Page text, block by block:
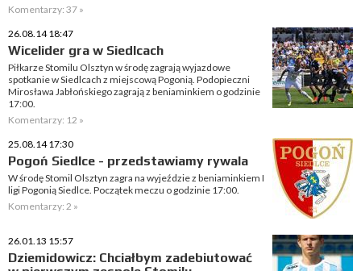
Komentarzy: 37 »
26.08.14 18:47
Wicelider gra w Siedlcach
Piłkarze Stomilu Olsztyn w środę zagrają wyjazdowe
spotkanie w Siedlcach z miejscową Pogonią. Podopieczni
Mirosława Jabłońskiego zagrają z beniaminkiem o godzinie
17:00.
Komentarzy: 12 »
25.08.14 17:30
Pogoń Siedlce - przedstawiamy rywala
W środę Stomil Olsztyn zagra na wyjeździe z beniaminkiem I
ligi Pogonią Siedlce. Początek meczu o godzinie 17:00.
Komentarzy: 2 »
26.01.13 15:57
Dziemidowicz: Chciałbym zadebiutować